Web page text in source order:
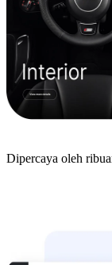
Dipercaya oleh